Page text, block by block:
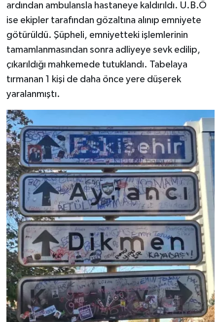
ardından ambulansla hastaneye kaldırıldı. U.B.Ö
ise ekipler tarafından gözaltına alınıp emniyete
götürüldü. Şüpheli, emniyetteki işlemlerinin
tamamlanmasından sonra adliyeye sevk edilip,
çıkarıldığı mahkemede tutuklandı. Tabelaya
tırmanan 1 kişi de daha önce yere düşerek
yaralanmıştı.